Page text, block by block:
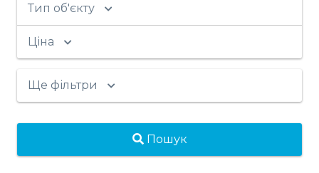
Тип об'єкту
Ціна
Ще фільтри
Пошук